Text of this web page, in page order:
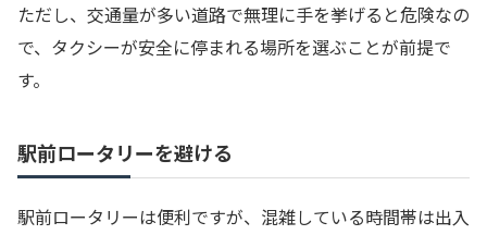
ただし、交通量が多い道路で無理に手を挙げると危険なの
で、タクシーが安全に停まれる場所を選ぶことが前提で
す。
駅前ロータリーを避ける
駅前ロータリーは便利ですが、混雑している時間帯は出入